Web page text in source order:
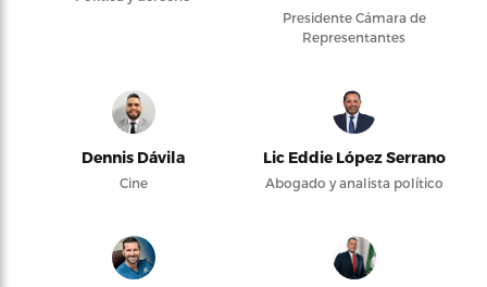
Presidente Cámara de
Representantes
Dennis Dávila
Cine
Lic Eddie López Serrano
Abogado y analista político